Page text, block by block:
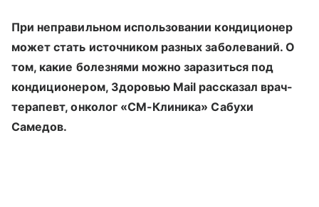
При неправильном использовании кондиционер
может стать источником разных заболеваний. О
том, какие болезнями можно заразиться под
кондиционером, Здоровью Mail рассказал врач-
терапевт, онколог «СМ-Клиника» Сабухи
Самедов.